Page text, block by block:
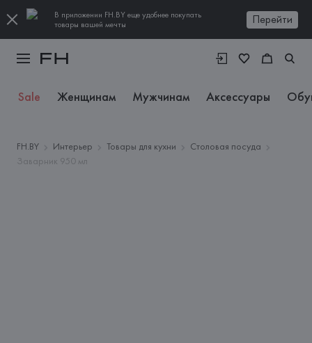
В приложении FH.BY еще удобнее покупать
товары вашей мечты
Перейти
Sale Женщинам Мужчинам Аксессуары
FH.BY Интерьер Товары для кухни
Столовая посуда
Заварник 950 мл